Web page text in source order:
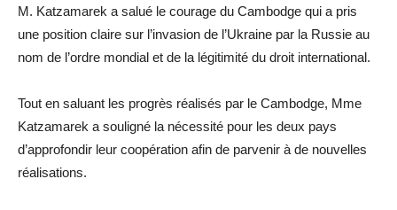
M. Katzamarek a salué le courage du Cambodge qui a pris
une position claire sur l’invasion de l’Ukraine par la Russie au
nom de l’ordre mondial et de la légitimité du droit international.
Tout en saluant les progrès réalisés par le Cambodge, Mme
Katzamarek a souligné la nécessité pour les deux pays
d’approfondir leur coopération afin de parvenir à de nouvelles
réalisations.